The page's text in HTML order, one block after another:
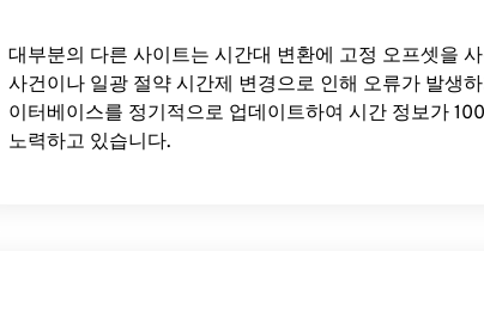
대부분의 다른 사이트는 시간대 변환에 ​​고정 오프셋을
사건이나 일광 절약 시간제 변경으로 인해 오류가 발생
이터베이스를 정기적으로 업데이트하여 시간 정보가
노력하고 있습니다.